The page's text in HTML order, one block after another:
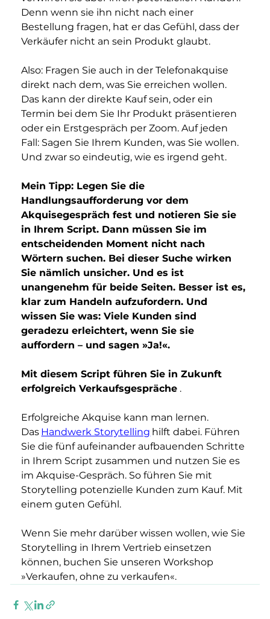
Denn wenn sie ihn nicht nach einer
Bestellung fragen, hat er das Gefühl, dass der
Verkäufer nicht an sein Produkt glaubt.
Also: Fragen Sie auch in der Telefonakquise
direkt nach dem, was Sie erreichen wollen.
Das kann der direkte Kauf sein, oder ein
Termin bei dem Sie Ihr Produkt präsentieren
oder ein Erstgespräch per Zoom. Auf jeden
Fall: Sagen Sie Ihrem Kunden, was Sie wollen.
Und zwar so eindeutig, wie es irgend geht.
Mein Tipp: Legen Sie die
Handlungsaufforderung vor dem
Akquisegespräch fest und notieren Sie sie
in Ihrem Script. Dann müssen Sie im
entscheidenden Moment nicht nach
Wörtern suchen. Bei dieser Suche wirken
Sie nämlich unsicher. Und es ist
unangenehm für beide Seiten. Besser ist es,
klar zum Handeln aufzufordern. Und
wissen Sie was: Viele Kunden sind
geradezu erleichtert, wenn Sie sie
auffordern – und sagen »Ja!«.
Mit diesem Script führen Sie in Zukunft
erfolgreich Verkaufsgespräche .
Erfolgreiche Akquise kann man lernen.
Das Handwerk Storytelling hilft dabei. Führen
Sie die fünf aufeinander aufbauenden Schritte
in Ihrem Script zusammen und nutzen Sie es
im Akquise-Gespräch. So führen Sie mit
Storytelling potenzielle Kunden zum Kauf. Mit
einem guten Gefühl.
Wenn Sie mehr darüber wissen wollen, wie Sie
Storytelling in Ihrem Vertrieb einsetzen
können, buchen Sie unseren Workshop
»Verkaufen, ohne zu verkaufen«.